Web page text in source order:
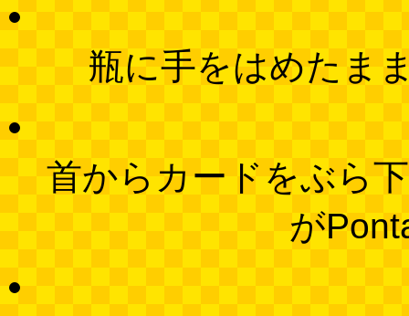
瓶に手をはめたま
首からカードをぶら
が